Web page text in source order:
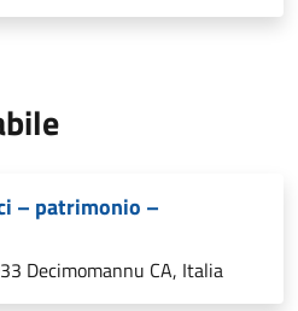
– patrimonio –
Decimomannu CA, Italia